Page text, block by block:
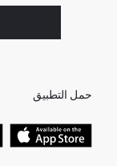
حمل التطبيق